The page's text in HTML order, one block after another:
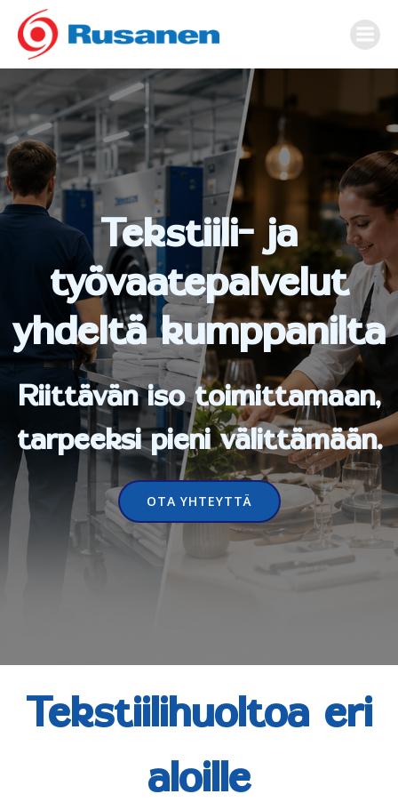
to
Tekstiili- ja
työvaatepalvelut
yhdeltä kumppanilta
Riittävän iso toimittamaan,
tarpeeksi pieni välittämään.
OTA YHTEYTTÄ
Tekstiilihuoltoa eri
aloille